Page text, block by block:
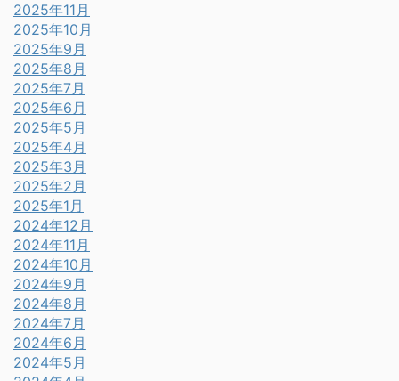
2025年11月
2025年10月
2025年9月
2025年8月
2025年7月
2025年6月
2025年5月
2025年4月
2025年3月
2025年2月
2025年1月
2024年12月
2024年11月
2024年10月
2024年9月
2024年8月
2024年7月
2024年6月
2024年5月